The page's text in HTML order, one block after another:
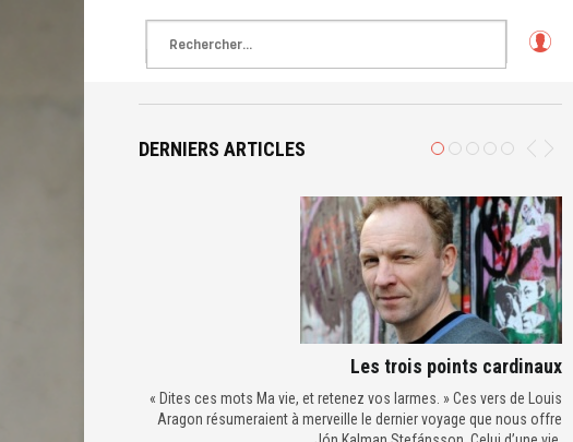
g
DERNIERS ARTICLES
Les trois points cardinaux
« Dites ces mots Ma vie, et retenez vos larmes. » Ces vers de Louis
Aragon résumeraient à merveille le dernier voyage que nous offre